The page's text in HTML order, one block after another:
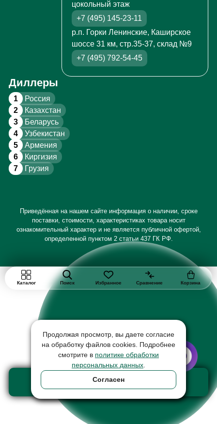
Добавить в корзину
товар на сумму 150880 ₽
цокольный этаж
+7 (495) 145-23-11
р.п. Горки Ленинские, Каширское
шоссе 31 км, стр.35-37, склад №9
+7 (495) 792-54-45
Диллеры
1 Россия
2 Казахстан
3 Беларусь
4 Узбекистан
5 Армения
6 Киргизия
7 Грузия
Приведённая на нашем сайте информация о наличии, сроке
поставки, стоимости, характеристиках товара носит
ознакомительный характер и не является публичной офертой,
определенной пунктом 2 статьи 437 ГК РФ.
Каталог Поиск Избранное Сравнение Корзина
Продолжая просмотр, вы даете согласие
на обработку файлов cookies. Подробнее
смотрите в политике обработки
персональных данных
Согласен